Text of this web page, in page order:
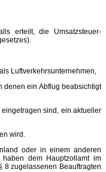
erteilt, die Umsatzsteuer-
Luftverkehrsunternehmen,
denen ein Abflug beabsichtigt
sind, ein aktueller
wird.
oder in einem anderen
dem Hauptzollamt im
8 zugelassenen Beauftragten